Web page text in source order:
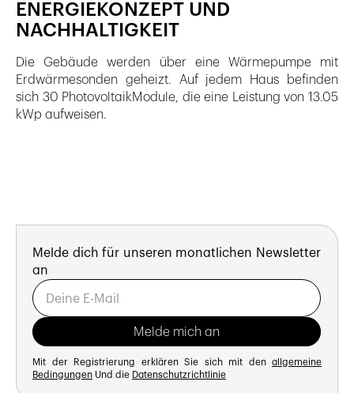
ENERGIEKONZEPT UND
NACHHALTIGKEIT
Die Gebäude werden über eine Wärmepumpe mit
Erdwärmesonden geheizt. Auf jedem Haus befinden
sich 30 PhotovoltaikModule, die eine Leistung von 13.05
kWp aufweisen.
Melde dich für unseren monatlichen Newsletter
an
Mit der Registrierung erklären Sie sich mit den allgemeine
Bedingungen Und die Datenschutzrichtlinie